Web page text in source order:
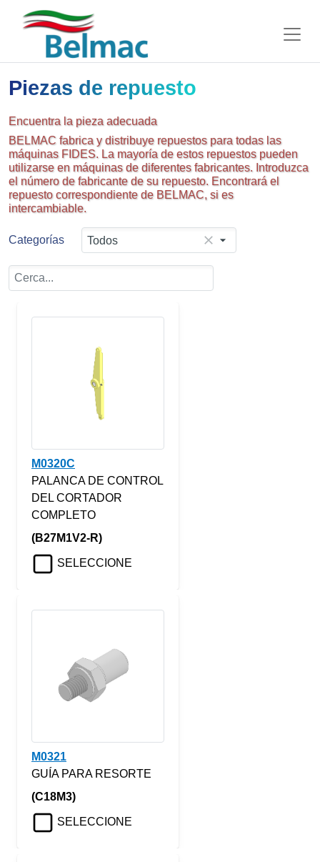
Piezas de repuesto
Encuentra la pieza adecuada
BELMAC fabrica y distribuye repuestos para todas las
máquinas FIDES. La mayoría de estos repuestos pueden
utilizarse en máquinas de diferentes fabricantes. Introduzca
el número de fabricante de su repuesto. Encontrará el
repuesto correspondiente de BELMAC, si es
intercambiable.
Categorías Todos
M0320C
PALANCA DE CONTROL
DEL CORTADOR
COMPLETO
(B27M1V2-R)
SELECCIONE
M0321
GUÍA PARA RESORTE
(C18M3)
SELECCIONE